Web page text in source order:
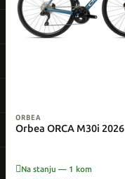
ORBEA
Orbea ORCA M30i 2026
Na stanju — 1 kom